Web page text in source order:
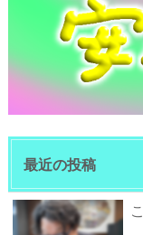
最近の投稿